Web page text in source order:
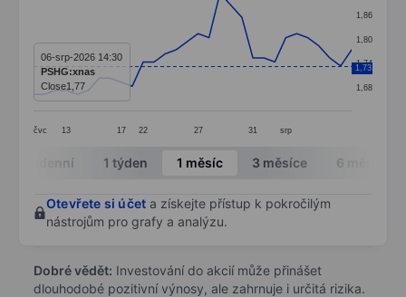
Line chart with 30 data points.
The chart has 1 X axis displaying categories.
The chart has 1 Y axis displaying values. Data ranges
čvc 13 17 22 27 31 srp
1,68
1,74
1,80
1,86
1,73
06-srp-2026 14:30
PSHG:xnas
Close1,77
End of interactive chart.
Intradenní 1 týden 1 měsíc 3 měsíce 6 měsíců
Otevřete si účet a získejte přístup k pokročilým
nástrojům pro grafy a analýzu.
Dobré vědět: Investování do akcií může přinášet
dlouhodobé pozitivní výnosy, ale zahrnuje i určitá rizika.